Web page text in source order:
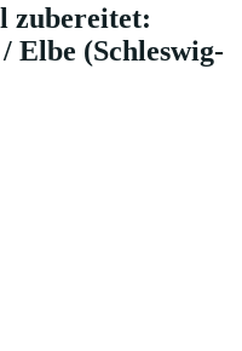
zubereitet:
Elbe (Schleswig-